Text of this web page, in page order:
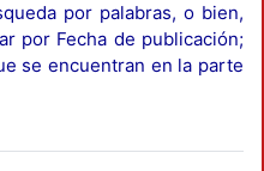
por palabras, o bien,
por Fecha de publicación;
se encuentran en la parte